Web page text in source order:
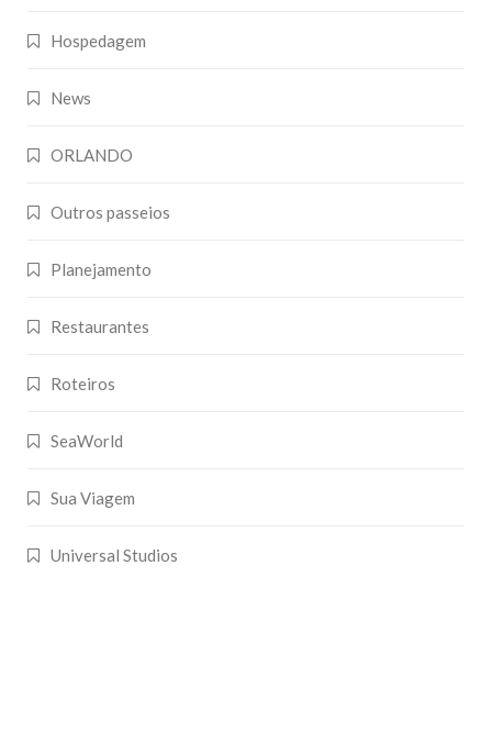
Hospedagem
News
ORLANDO
Outros passeios
Planejamento
Restaurantes
Roteiros
SeaWorld
Sua Viagem
Universal Studios